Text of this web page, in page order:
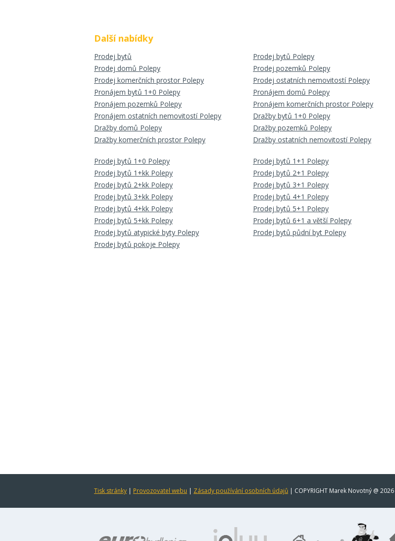
Další nabídky
Prodej bytů
Prodej bytů Polepy
Prodej domů Polepy
Prodej pozemků Polepy
Prodej komerčních prostor Polepy
Prodej ostatních nemovitostí Polepy
Pronájem bytů 1+0 Polepy
Pronájem domů Polepy
Pronájem pozemků Polepy
Pronájem komerčních prostor Polepy
Pronájem ostatních nemovitostí Polepy
Dražby bytů 1+0 Polepy
Dražby domů Polepy
Dražby pozemků Polepy
Dražby komerčních prostor Polepy
Dražby ostatních nemovitostí Polepy
Prodej bytů 1+0 Polepy
Prodej bytů 1+1 Polepy
Prodej bytů 1+kk Polepy
Prodej bytů 2+1 Polepy
Prodej bytů 2+kk Polepy
Prodej bytů 3+1 Polepy
Prodej bytů 3+kk Polepy
Prodej bytů 4+1 Polepy
Prodej bytů 4+kk Polepy
Prodej bytů 5+1 Polepy
Prodej bytů 5+kk Polepy
Prodej bytů 6+1 a větší Polepy
Prodej bytů atypické byty Polepy
Prodej bytů půdní byt Polepy
Prodej bytů pokoje Polepy
Tisk stránky | Provozovatel webu | Zásady používání osobních údajů | COPYRIGHT Marek Novotný @ 2026